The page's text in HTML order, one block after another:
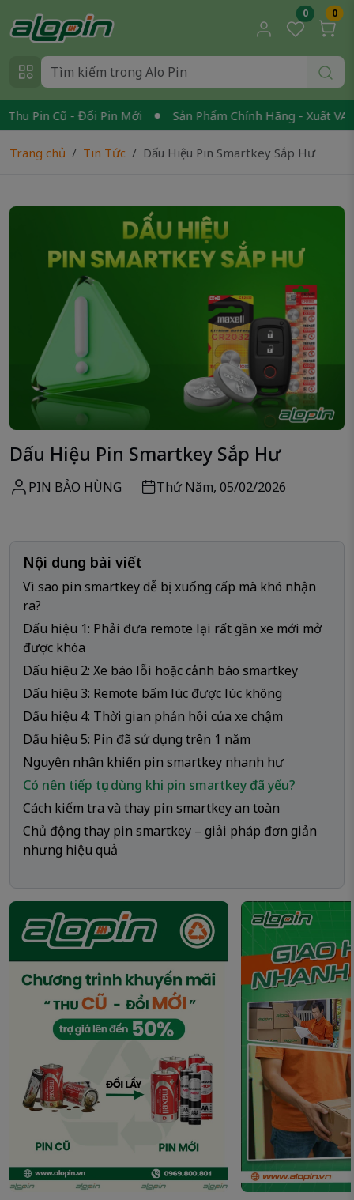
0 0
Pin Cũ - Đổi Pin Mới Sản Phẩm Chính Hãng - Xuất VAT
Trang chủ Tin Tức Dấu Hiệu Pin Smartkey Sắp Hư
Dấu Hiệu Pin Smartkey Sắp Hư
PIN BẢO HÙNG Thứ Năm, 05/02/2026
Nội dung bài viết
Vì sao pin smartkey dễ bị xuống cấp mà khó nhận
ra?
Dấu hiệu 1: Phải đưa remote lại rất gần xe mới mở
được khóa
Dấu hiệu 2: Xe báo lỗi hoặc cảnh báo smartkey
Dấu hiệu 3: Remote bấm lúc được lúc không
Dấu hiệu 4: Thời gian phản hồi của xe chậm
Dấu hiệu 5: Pin đã sử dụng trên 1 năm
Nguyên nhân khiến pin smartkey nhanh hư
Có nên tiếp tục dùng khi pin smartkey đã yếu?
Cách kiểm tra và thay pin smartkey an toàn
Chủ động thay pin smartkey – giải pháp đơn giản
nhưng hiệu quả